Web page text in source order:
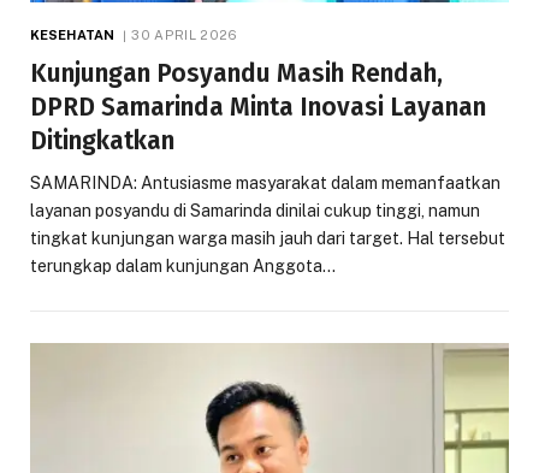
KESEHATAN 30 APRIL 2026
Kunjungan Posyandu Masih Rendah,
DPRD Samarinda Minta Inovasi Layanan
Ditingkatkan
SAMARINDA: Antusiasme masyarakat dalam memanfaatkan
layanan posyandu di Samarinda dinilai cukup tinggi, namun
tingkat kunjungan warga masih jauh dari target. Hal tersebut
terungkap dalam kunjungan Anggota…